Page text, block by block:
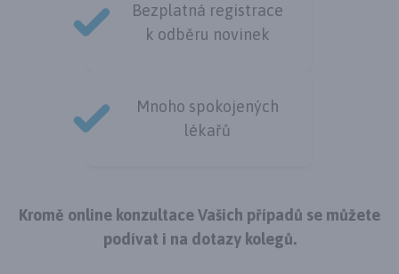
Bezplatná registrace
k odběru novinek
Mnoho spokojených
lékařů
Kromě online konzultace Vašich případů se můžete
podívat i na dotazy kolegů.